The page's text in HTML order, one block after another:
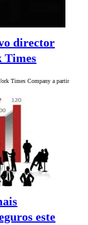
director
Times
Times Company a partir
este